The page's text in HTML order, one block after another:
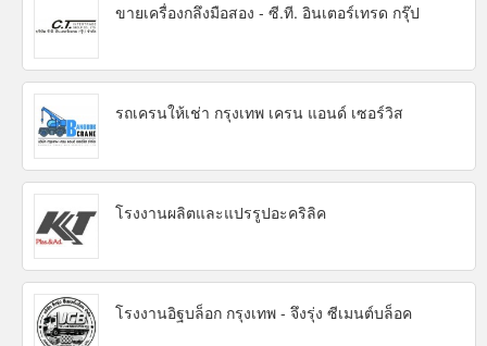
ขายเครื่องกลึงมือสอง - ซี.ที. อินเตอร์เทรด กรุ๊ป
รถเครนให้เช่า กรุงเทพ เครน แอนด์ เซอร์วิส
โรงงานผลิตและแปรรูปอะคริลิค
โรงงานอิฐบล็อก กรุงเทพ - จึงรุ่ง ซีเมนต์บล็อค